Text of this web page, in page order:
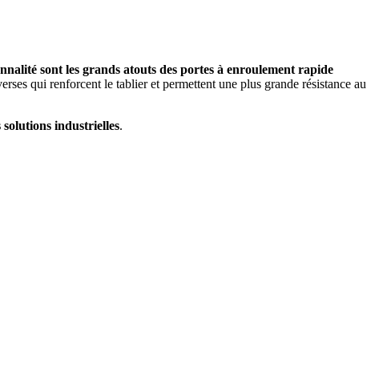
sont les grands atouts des portes à enroulement rapide
qui renforcent le tablier et permettent une plus grande résistance au
solutions industrielles.